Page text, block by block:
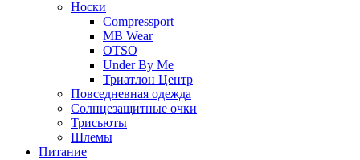
Носки
Compressport
MB Wear
OTSO
Under By Me
Триатлон Центр
Повседневная одежда
Солнцезащитные очки
Трисьюты
Шлемы
Питание